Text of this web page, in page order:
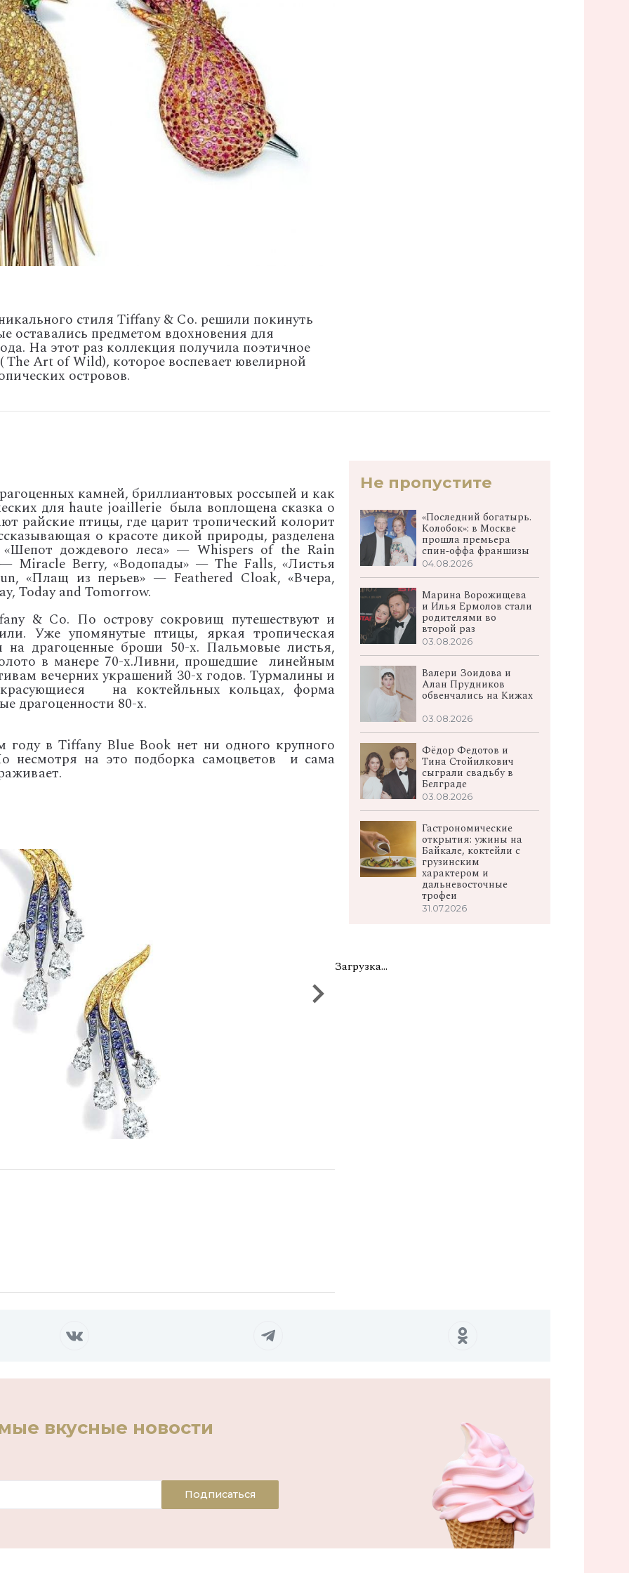
стиля Tiffany & Co. решили покинуть
оставались предметом вдохновения для
На этот раз коллекция получила поэтичное
The Art of Wild), которое воспевает ювелирной
островов.
камней, бриллиантовых россыпей и как
для haute joaillerie была воплощена сказка о
райские птицы, где царит тропический колорит
о красоте дикой природы, разделена
дождевого леса» — Whispers of the Rain
Miracle Berry, «Водопады» — The Falls, «Листья
«Плащ из перьев» — Feathered Cloak, «Вчера,
Today and Tomorrow.
& Co. По острову сокровищ путешествуют и
Уже упомянутые птицы, яркая тропическая
на драгоценные броши 50-х. Пальмовые листья,
в манере 70-х.Ливни, прошедшие линейным
вечерних украшений 30-х годов. Турмалины и
на коктейльных кольцах, форма
драгоценности 80-х.
году в Tiffany Blue Book нет ни одного крупного
несмотря на это подборка самоцветов и сама
Не пропустите
«Последний богатырь.
Колобок»: в Москве
прошла премьера
спин‑оффа франшизы
04.08.2026
Марина Ворожищева
и Илья Ермолов стали
родителями во
второй раз
03.08.2026
Валери Зоидова и
Алан Прудников
обвенчались на Кижах
03.08.2026
Фёдор Федотов и
Тина Стойилкович
сыграли свадьбу в
Белграде
03.08.2026
Гастрономические
открытия: ужины на
Байкале, коктейли с
грузинским
характером и
дальневосточные
трофеи
31.07.2026
Загрузка...
вкусные новости
Подписаться